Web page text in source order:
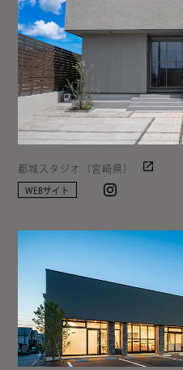
都城スタジオ（宮崎県）
WEBサイト